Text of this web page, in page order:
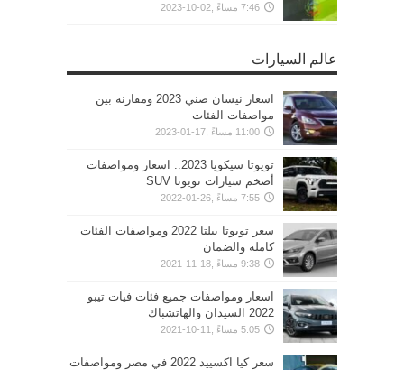
7:46 مساءً ,02-10-2023
عالم السيارات
اسعار نيسان صني 2023 ومقارنة بين
مواصفات الفئات
11:00 مساءً ,17-01-2023
تويوتا سيكويا 2023.. اسعار ومواصفات
أضخم سيارات تويوتا SUV
7:55 مساءً ,26-01-2022
سعر تويوتا بيلتا 2022 ومواصفات الفئات
كاملة والضمان
9:38 مساءً ,18-11-2021
اسعار ومواصفات جميع فئات فيات تيبو
2022 السيدان والهاتشباك
5:05 مساءً ,11-10-2021
سعر كيا اكسييد 2022 في مصر ومواصفات